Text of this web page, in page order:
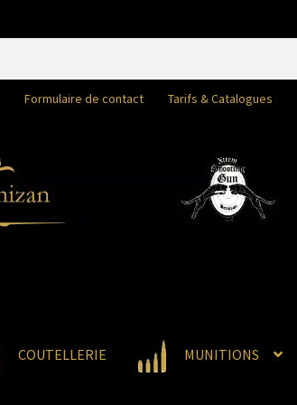
Formulaire de contact Tarifs & Catalogues
COUTELLERIE MUNITIONS